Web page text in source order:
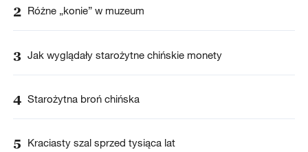
2 Różne „konie” w muzeum
3 Jak wyglądały starożytne chińskie monety
4 Starożytna broń chińska
5 Kraciasty szal sprzed tysiąca lat